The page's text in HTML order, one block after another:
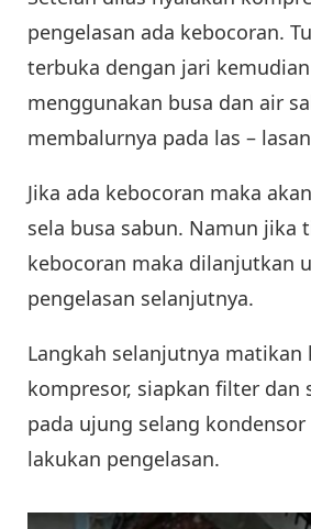
pengelasan ada kebocoran.
terbuka dengan jari
menggunakan busa dan air
membalurnya pada las –
Jika ada kebocoran maka
sela busa sabun. Namun jika
kebocoran maka dilanjutkan
pengelasan selanjutnya.
Langkah selanjutnya matikan
kompresor, siapkan filter dan
pada ujung selang
lakukan pengelasan.